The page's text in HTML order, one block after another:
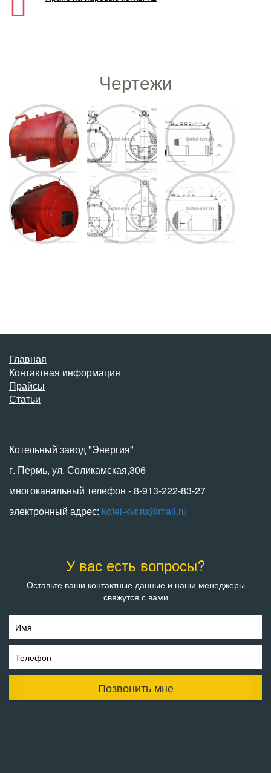
Чертежи
Главная
Контактная информация
Прайсы
Статьи
Котельный завод "Энергия"
г. Пермь, ул. Соликамская,306
многоканальный телефон - 8-913-222-83-27
электронный адрес: kotel-kvr.ru@mail.ru
У вас есть вопросы?
Оставьте ваши контактные данные и наши менеджеры
свяжутся с вами
Имя
Телефон
Позвонить мне